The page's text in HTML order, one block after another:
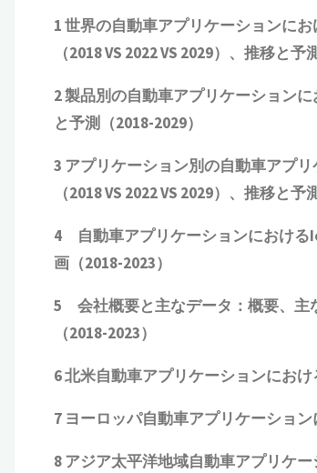
1 世界の自動車アプリケーションに
（2018 VS 2022 VS 2029）、推移と予
2 製品別の自動車アプリケーション
と予測（2018-2029）
3 アプリケーション別の自動車アプ
（2018 VS 2022 VS 2029）、推移と予
4 自動車アプリケーションにおける
画（2018-2023）
5 会社概要と主なデータ：概要、主
（2018-2023）
6 北米自動車アプリケーションにお
7 ヨーロッパ自動車アプリケーショ
8 アジア太平洋地域自動車アプリケ